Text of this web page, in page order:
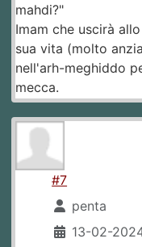
mahdi?"
Imam che uscirà
sua vita (molto
nell'arh-meghiddo
mecca.
#7
penta
13-02-